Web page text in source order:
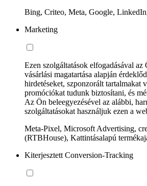
Bing, Criteo, Meta, Google,
Marketing
Ezen szolgáltatások elfogadásával az
vásárlási magatartása alapján
hirdetéseket, szponzorált tartalmakat
promóciókat tudunk biztosítani, és
Az Ön beleegyezésével az alábbi,
szolgáltatásokat használjuk ezen a
Meta-Pixel, Microsoft Advertising,
(RTBHouse), Kattintásalapú
Kiterjesztett Conversion-Tracking